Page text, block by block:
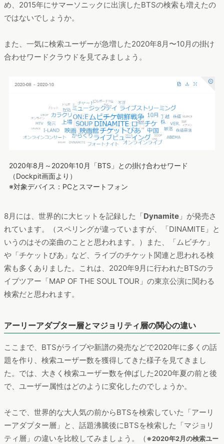
め、2015年にサマーソニックに出演したBTSの検索も増えたの
ではないでしょうか。
また、一気に検索ユーザーが急増した2020年8月〜10月の掛け
合わせワードクラウドを見てみましょう。
2020年8月～2020年10月「BTS」との掛け合わせワード
（Dockpit画面より）
※対象デバイス：PCとスマートフォン
8月には、世界的に大ヒットを記録した「Dynamite 」が発売さ
れています。（スペリングが違っていますが、「DINAMITE」と
いうのはその楽曲のことと思われます。）また、「ムビチケ」
や「チケットぴあ」など、ライブのチケット関連と思われる検
索も多くありました。これは、2020年9月に行われたBTSのラ
イブツアー「MAP OF THE SOUL TOUR」の東京公演に関わる
検索だと思われます。
アーリーアダプター層とマジョリティ層の関心の違い
ここまで、BTSがライブや新譜の発売などで2020年に多くの話
題を作り、検索ユーザー数を獲得してきた様子を見てきまし
た。では、大きく検索ユーザー数を伸ばした2020年夏の前と後
で、ユーザー属性はどのように変化したのでしょうか。
そこで、世界的な大人気の前からBTSを検索していた「アーリ
ーアダプター層」と、話題沸騰後にBTSを検索した「マジョリ
ティ層」の違いを比較してみましょう。（ ※2020年2月の検索ユー